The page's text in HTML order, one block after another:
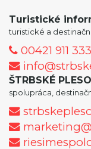
Turistické
turistické a
00421 911
ŠTRBSKÉ
spolupráca,